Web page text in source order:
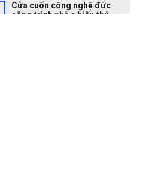
Cửa cuốn công nghệ đức
công trình nhà a hiếu thủ